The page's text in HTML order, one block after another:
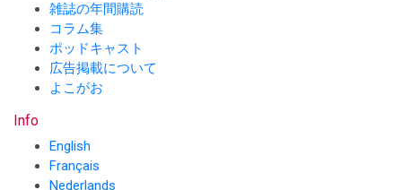
雑誌の年間購読
コラム集
ポッドキャスト
広告掲載について
よこがお
Info
English
Français
Nederlands